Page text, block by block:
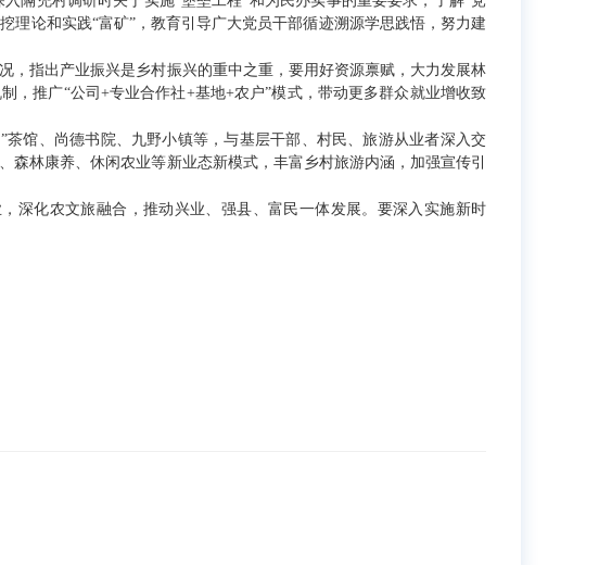
论和实践“富矿”，教育引导广大党员干部循迹溯源学思践悟，努力建
指出产业振兴是乡村振兴的重中之重，要用好资源禀赋，大力发展林
，推广“公司+专业合作社+基地+农户”模式，带动更多群众就业增收致
馆、尚德书院、九野小镇等，与基层干部、村民、旅游从业者深入交
林康养、休闲农业等新业态新模式，丰富乡村旅游内涵，加强宣传引
化农文旅融合，推动兴业、强县、富民一体发展。要深入实施新时